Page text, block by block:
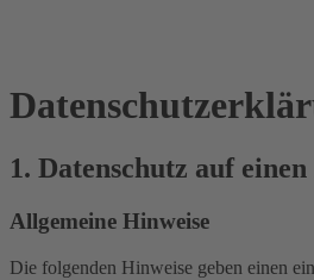
1. Datenschutz auf
Allgemeine Hinweise
Die folgenden Hinweise geben einen